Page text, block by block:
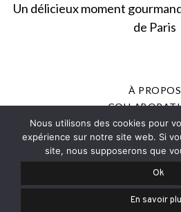
Un délicieux moment
de Paris
À PROPOS
MENTIONS
POLITIQUE DE
PRESSE
© 2013-2025 - JOANNE ROMAIN,
Nous utilisons des cookies pour
expérience sur notre site web. Si
site, nous supposerons que
Ok
En savoir